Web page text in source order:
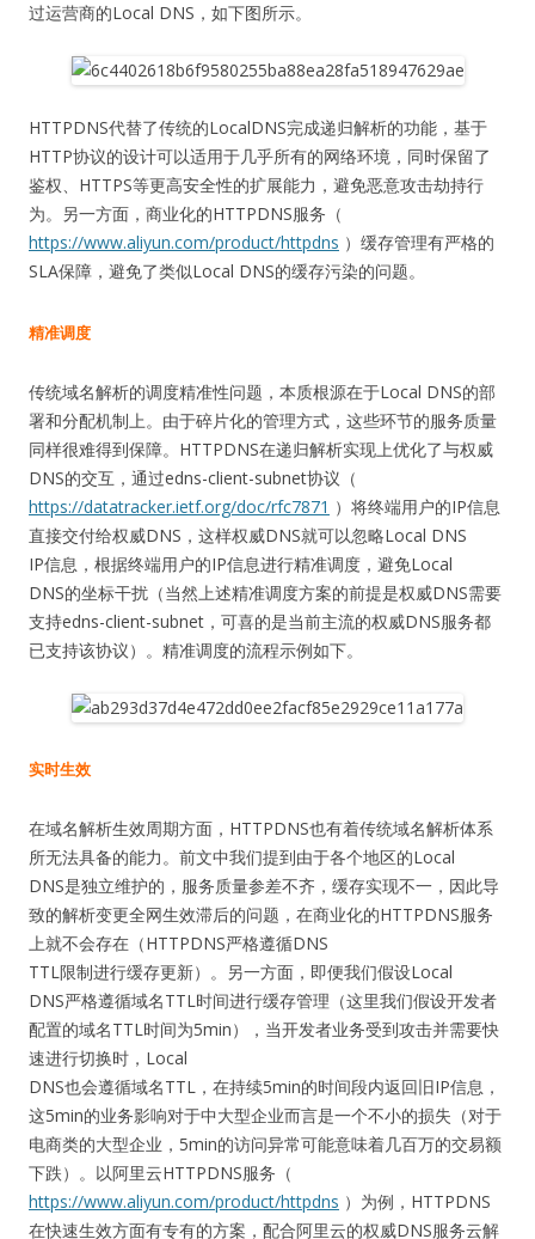
过运营商的Local DNS，如下图所示。
HTTPDNS代替了传统的LocalDNS完成递归解析的功能，基于
HTTP协议的设计可以适用于几乎所有的网络环境，同时保留了
鉴权、HTTPS等更高安全性的扩展能力，避免恶意攻击劫持行
为。另一方面，商业化的HTTPDNS服务（
https://www.aliyun.com/product/httpdns ）缓存管理有严格的
SLA保障，避免了类似Local DNS的缓存污染的问题。
精准调度
传统域名解析的调度精准性问题，本质根源在于Local DNS的部
署和分配机制上。由于碎片化的管理方式，这些环节的服务质量
同样很难得到保障。HTTPDNS在递归解析实现上优化了与权威
DNS的交互，通过edns-client-subnet协议（
https://datatracker.ietf.org/doc/rfc7871 ）将终端用户的IP信息
直接交付给权威DNS，这样权威DNS就可以忽略Local DNS
IP信息，根据终端用户的IP信息进行精准调度，避免Local
DNS的坐标干扰（当然上述精准调度方案的前提是权威DNS需要
支持edns-client-subnet，可喜的是当前主流的权威DNS服务都
已支持该协议）。精准调度的流程示例如下。
实时生效
在域名解析生效周期方面，HTTPDNS也有着传统域名解析体系
所无法具备的能力。前文中我们提到由于各个地区的Local
DNS是独立维护的，服务质量参差不齐，缓存实现不一，因此导
致的解析变更全网生效滞后的问题，在商业化的HTTPDNS服务
上就不会存在（HTTPDNS严格遵循DNS
TTL限制进行缓存更新）。另一方面，即便我们假设Local
DNS严格遵循域名TTL时间进行缓存管理（这里我们假设开发者
配置的域名TTL时间为5min），当开发者业务受到攻击并需要快
速进行切换时，Local
DNS也会遵循域名TTL，在持续5min的时间段内返回旧IP信息，
这5min的业务影响对于中大型企业而言是一个不小的损失（对于
电商类的大型企业，5min的访问异常可能意味着几百万的交易额
下跌）。以阿里云HTTPDNS服务（
https://www.aliyun.com/product/httpdns ）为例，HTTPDNS
在快速生效方面有专有的方案，配合阿里云的权威DNS服务云解